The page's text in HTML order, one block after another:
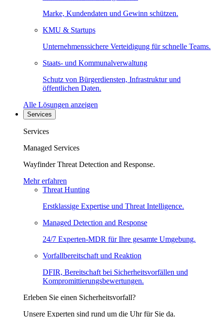
Marke, Kundendaten und Gewinn schützen.
KMU & Startups
Unternehmenssichere Verteidigung für schnelle Teams.
Staats- und Kommunalverwaltung
Schutz von Bürgerdiensten, Infrastruktur und
öffentlichen Daten.
Alle Lösungen anzeigen
Services
Services
Managed Services
Wayfinder Threat Detection and Response.
Mehr erfahren
Threat Hunting
Erstklassige Expertise und Threat Intelligence.
Managed Detection and Response
24/7 Experten-MDR für Ihre gesamte Umgebung.
Vorfallbereitschaft und Reaktion
DFIR, Bereitschaft bei Sicherheitsvorfällen und
Kompromittierungsbewertungen.
Erleben Sie einen Sicherheitsvorfall?
Unsere Experten sind rund um die Uhr für Sie da.